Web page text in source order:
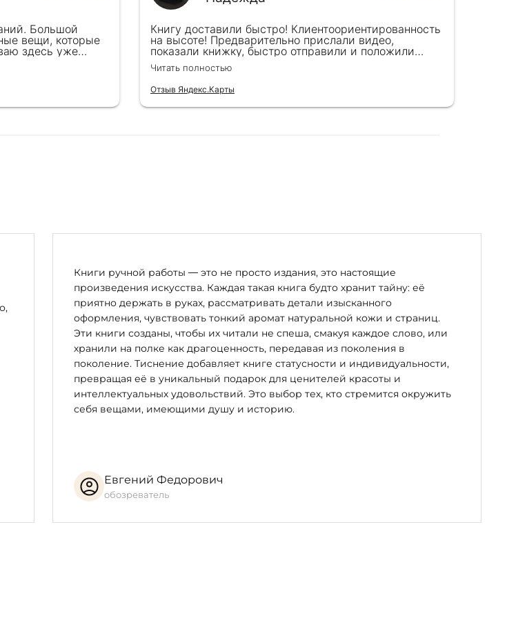
Большой
вещи, которые
здесь уже
всё
до
Книгу доставили быстро! Клиентоориентированность
на высоте! Предварительно прислали видео,
показали книжку, быстро отправили и положили
подарочек) Спасибо!!!
Читать полностью
Отзыв Яндекс.Карты
Книги ручной работы — это не просто издания, это настоящие
произведения искусства. Каждая такая книга будто хранит тайну: её
приятно держать в руках, рассматривать детали изысканного
оформления, чувствовать тонкий аромат натуральной кожи и страниц.
Эти книги созданы, чтобы их читали не спеша, смакуя каждое слово, или
хранили на полке как драгоценность, передавая из поколения в
поколение. Тиснение добавляет книге статусности и индивидуальности,
превращая её в уникальный подарок для ценителей красоты и
интеллектуальных удовольствий. Это выбор тех, кто стремится окружить
себя вещами, имеющими душу и историю.
Евгений Федорович
обозреватель